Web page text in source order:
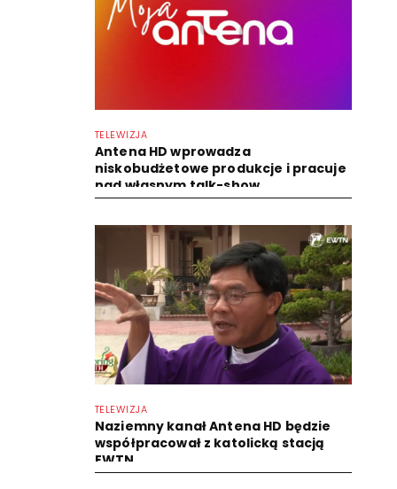
TELEWIZJA
Antena HD wprowadza
niskobudżetowe produkcje i pracuje
nad własnym talk-show
TELEWIZJA
Naziemny kanał Antena HD będzie
współpracował z katolicką stacją
EWTN